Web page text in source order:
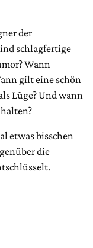
der
schlagfertige
Wann
gilt eine schön
Lüge? Und wann
etwas bisschen
die